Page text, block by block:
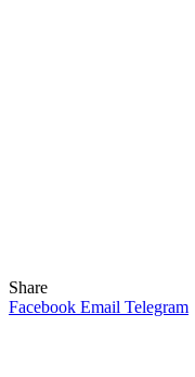
Share
Facebook Email Telegram